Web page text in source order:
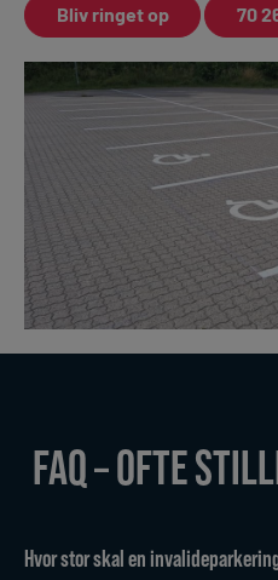
Bliv ringet op 70
FAQ – OFTE
Hvor stor skal en